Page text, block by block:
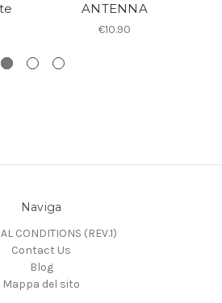
ANTENNA
€10.90
Naviga
CONDITIONS (REV.1)
Contact Us
Blog
Mappa del sito